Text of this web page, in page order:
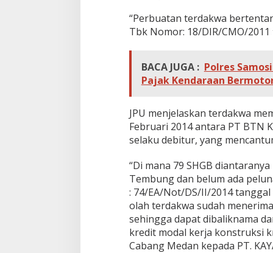
“Perbuatan terdakwa
Tbk Nomor: 18/DIR/CMO/2011
BACA JUGA : Polres
Pajak Kendaraan
JPU menjelaskan terdakwa
Februari 2014 antara PT BTN
selaku debitur, yang
“Di mana 79 SHGB
Tembung dan belum ada
: 74/EA/Not/DS/II/2014
olah terdakwa sudah
sehingga dapat dibaliknama
kredit modal kerja konstruksi
Cabang Medan kepada PT.